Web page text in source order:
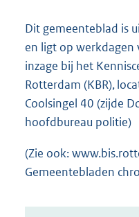
Dit gemeenteblad is
en ligt op
inzage bij het
Rotterdam (KBR),
Coolsingel 40 (zijde
hoofdbureau politie)
(Zie ook:
Gemeentebladen